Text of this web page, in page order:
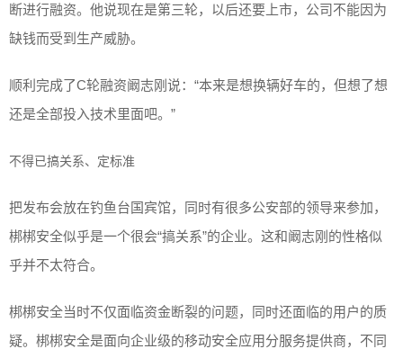
断进行融资。他说现在是第三轮，以后还要上市，公司不能因为
缺钱而受到生产威胁。
顺利完成了C轮融资阚志刚说：“本来是想换辆好车的，但想了想
还是全部投入技术里面吧。”
不得已搞关系、定标准
把发布会放在钓鱼台国宾馆，同时有很多公安部的领导来参加，
梆梆安全似乎是一个很会“搞关系”的企业。这和阚志刚的性格似
乎并不太符合。
梆梆安全当时不仅面临资金断裂的问题，同时还面临的用户的质
疑。梆梆安全是面向企业级的移动安全应用分服务提供商，不同